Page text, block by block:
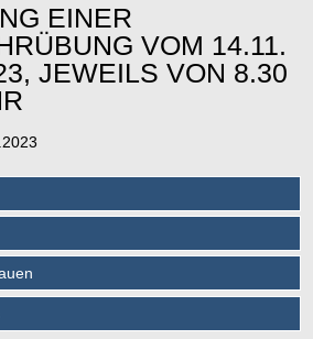
EINER
VOM 14.11.
JEWEILS VON 8.30